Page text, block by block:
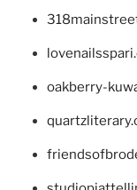
oakberry-